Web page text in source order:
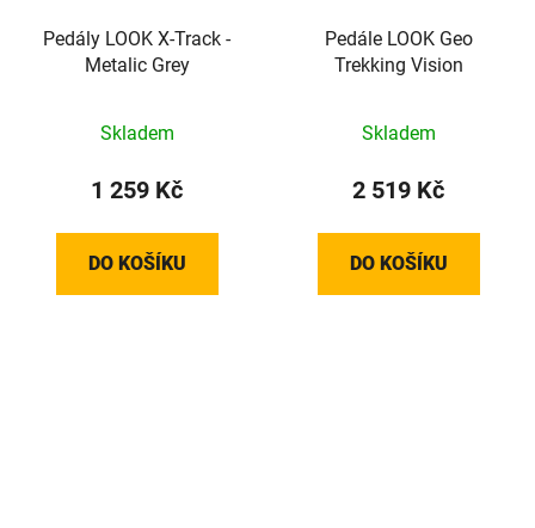
Pedály LOOK X-Track -
Metalic Grey
Skladem
1 259 Kč
DO KOŠÍKU
Pedále LOOK Geo
Trekking Vision
Skladem
2 519 Kč
DO KOŠÍKU